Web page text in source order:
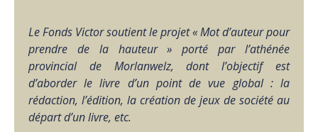
Le Fonds Victor soutient le projet « Mot d’auteur pour
prendre de la hauteur » porté par l’athénée
provincial de Morlanwelz, dont l’objectif est
d’aborder le livre d’un point de vue global : la
rédaction, l’édition, la création de jeux de société au
départ d’un livre, etc.